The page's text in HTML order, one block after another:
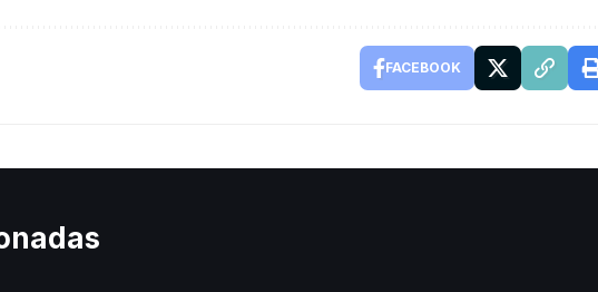
FACEBOOK